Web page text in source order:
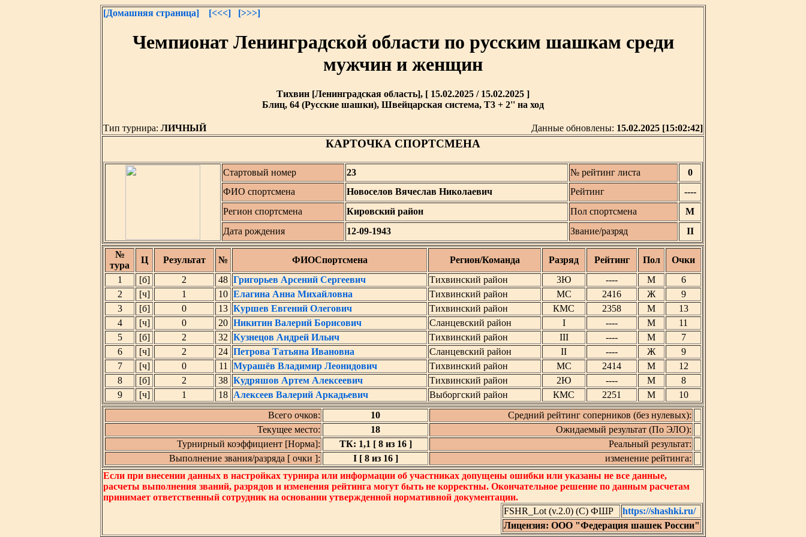
[Домашняя страница] [<<<] [>>>]
Чемпионат Ленинградской области по русским шашкам среди
мужчин и женщин
Тихвин [Ленинградская область], [ 15.02.2025 / 15.02.2025 ]
Блиц, 64 (Русские шашки), Швейцарская система, T3 + 2'' на ход
Тип турнира: ЛИЧНЫЙ Данные обновлены: 15.02.2025 [15:02:42]
КАРТОЧКА СПОРТСМЕНА
Стартовый номер 23 № рейтинг листа
0
ФИО спортсмена
Новоселов Вячеслав Николаевич Рейтинг
----
Регион спортсмена
Кировский район Пол спортсмена
М
Дата рождения
12-09-1943 Звание/разряд II
№
тура
Ц Результат № ФИОСпортсмена Регион/Команда Разряд Рейтинг Пол
Очки
1
[б] 2 48 Григорьев Арсений Сергеевич Тихвинский район 3Ю ---- М
6
2
[ч] 1 10 Елагина Анна Михайловна Тихвинский район МС 2416 Ж
9
3
[б] 0 13 Куршев Евгений Олегович Тихвинский район КМС 2358 М
13
4
[ч] 0 20 Никитин Валерий Борисович Сланцевский район I ---- М
11
5
[б] 2 32 Кузнецов Андрей Ильич Тихвинский район III ---- М
7
6
[ч] 2 24 Петрова Татьяна Ивановна Сланцевский район II ---- Ж
9
7
[ч] 0 11 Мурашёв Владимир Леонидович Тихвинский район МС 2414 М
12
8
[б] 2 38 Кудряшов Артем Алексеевич Тихвинский район 2Ю ---- М
8
9
[ч] 1 18 Алексеев Валерий Аркадьевич Выборгский район КМС 2251 М
10
Всего очков:
10
Средний рейтинг соперников (без нулевых):
Текущее место:
18
Ожидаемый результат (По ЭЛО):
Турнирный коэффициент [Норма]:
ТК: 1,1 [ 8 из 16 ]
Реальный результат:
Выполнение звания/разряда [ очки ]:
I [ 8 из 16 ]
изменение рейтинга:
Если при внесении данных в настройках турнира или информации об участниках допущены ошибки или указаны не все данные,
расчеты выполнения званий, разрядов и изменения рейтинга могут быть не корректны. Окончательное решение по данным расчетам
принимает ответственный сотрудник на основании утвержденной нормативной документации.
FSHR_Lot (v.2.0) (C) ФШР
https://shashki.ru/
Лицензия: ООО "Федерация шашек России"